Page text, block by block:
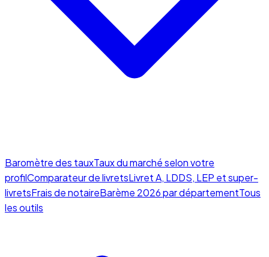
Baromètre des tauxTaux du marché selon votre
profilComparateur de livretsLivret A, LDDS, LEP et super-
livretsFrais de notaireBarème 2026 par départementTous
les outils